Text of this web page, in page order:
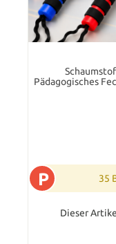
Pädagogisches
P 35
Dieser